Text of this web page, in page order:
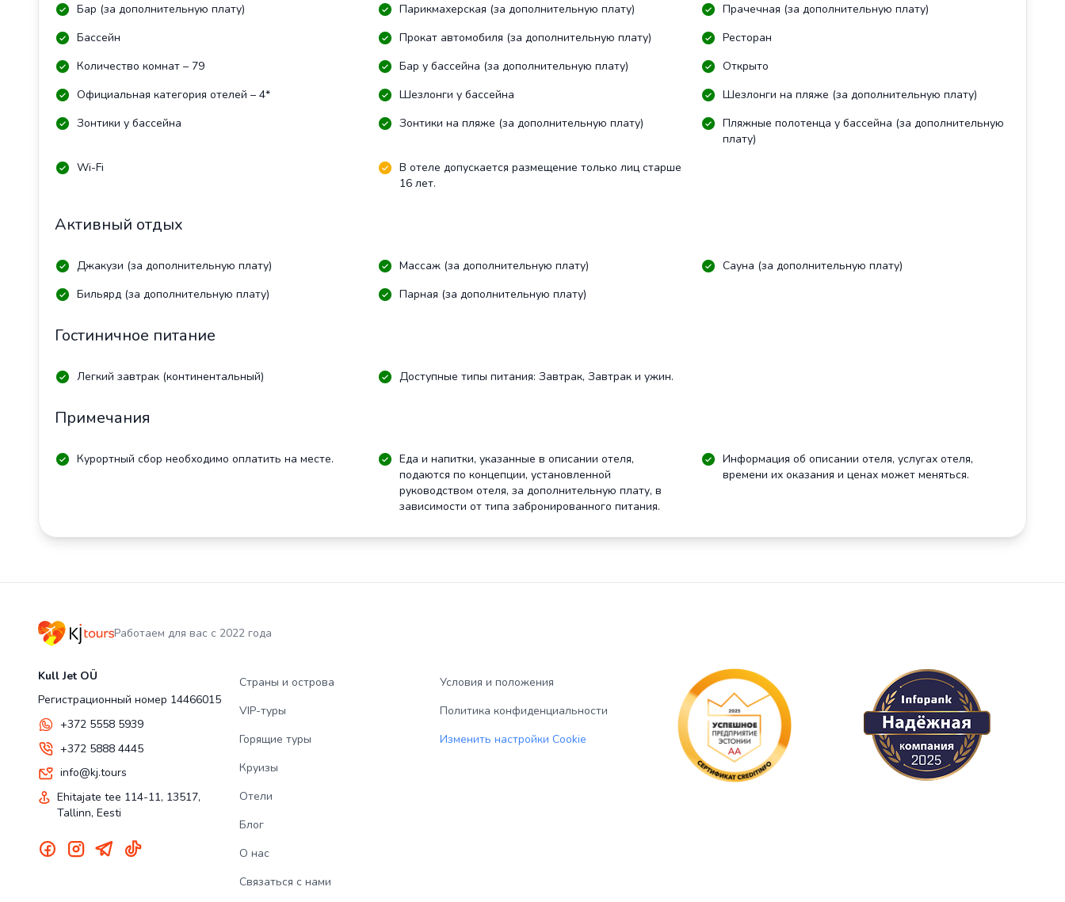
Бар (за дополнительную плату) Парикмахерская (за дополнительную плату)
Прачечная (за дополнительную плату)
Бассейн
Прокат автомобиля (за дополнительную плату)
Ресторан
Количество комнат – 79
Бар у бассейна (за дополнительную плату)
Открыто
Официальная категория отелей – 4*
Шезлонги у бассейна
Шезлонги на пляже (за дополнительную плату)
Зонтики у бассейна
Зонтики на пляже (за дополнительную плату)
Пляжные полотенца у бассейна (за дополнительную
плату)
Wi-Fi
В отеле допускается размещение только лиц старше
16 лет.
Активный отдых
Джакузи (за дополнительную плату) Массаж (за дополнительную плату)
Сауна (за дополнительную плату)
Бильярд (за дополнительную плату)
Парная (за дополнительную плату)
Гостиничное питание
Легкий завтрак (континентальный) Доступные типы питания: Завтрак, Завтрак и ужин.
Примечания
Курортный сбор необходимо оплатить на месте.
Еда и напитки, указанные в описании отеля,
подаются по концепции, установленной
руководством отеля, за дополнительную плату, в
зависимости от типа забронированного питания.
Информация об описании отеля, услугах отеля,
времени их оказания и ценах может меняться.
Работаем для вас с 2022 года
Kull Jet OÜ
Регистрационный номер 14466015
+372 5558 5939
+372 5888 4445
info@kj.tours
Ehitajate tee 114-11, 13517,
Tallinn, Eesti
Страны и острова
VIP-туры
Горящие туры
Круизы
Отели
Блог
О нас
Связаться с нами
Условия и положения
Политика конфиденциальности
Изменить настройки Cookie